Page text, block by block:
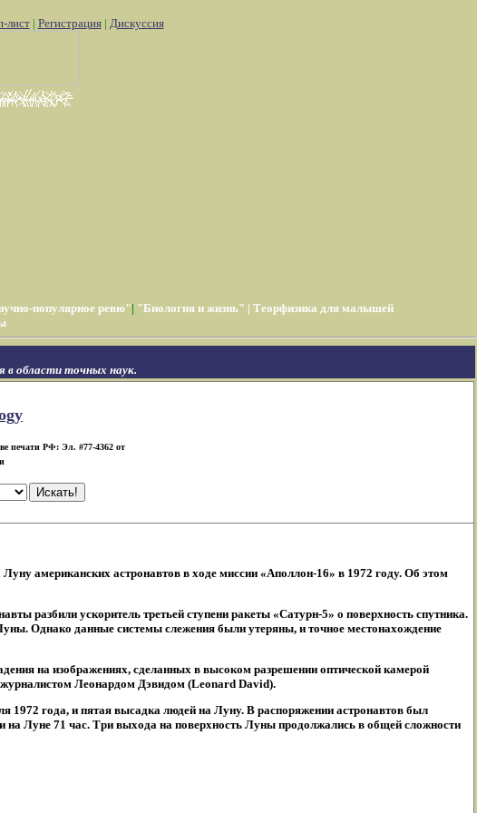
лист| Регистрация| Дискуссия
популярное ревю"| "Биология и жизнь" | Теорфизика для малышей
в области точных наук.
печати РФ: Эл. #77-4362 от
американских астронавтов в ходе миссии «Аполлон-16» в 1972 году. Об этом
разбили ускоритель третьей ступени ракеты «Сатурн-5» о поверхность спутника.
Однако данные системы слежения были утеряны, и точное местонахождение
на изображениях, сделанных в высоком разрешении оптической камерой
журналистом Леонардом Дэвидом (Leonard David).
года, и пятая высадка людей на Луну. В распоряжении астронавтов был
Луне 71 час. Три выхода на поверхность Луны продолжались в общей сложности